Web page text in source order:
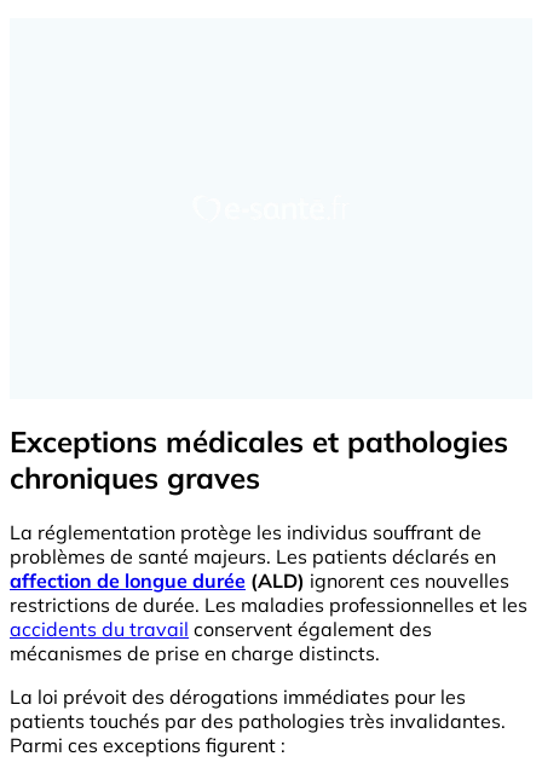
Exceptions médicales et pathologies
chroniques graves
La réglementation protège les individus souffrant de
problèmes de santé majeurs. Les patients déclarés en
affection de longue durée (ALD) ignorent ces nouvelles
restrictions de durée. Les maladies professionnelles et les
accidents du travail conservent également des
mécanismes de prise en charge distincts.
La loi prévoit des dérogations immédiates pour les
patients touchés par des pathologies très invalidantes.
Parmi ces exceptions figurent :